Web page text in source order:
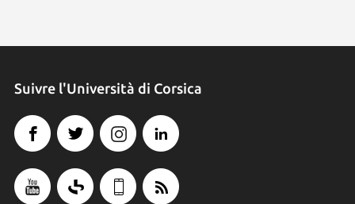
Suivre l'Università di Corsica